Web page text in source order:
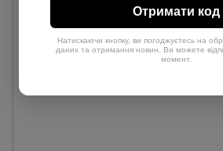
Отримати код
Натискаючи кнопку, ви погоджуєтесь на
даних та отримання новин. Ви можете
момент.